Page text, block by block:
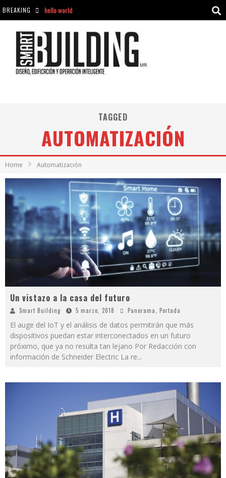
BREAKING
hello world
hello world
TAGGED
AUTOMATIZACIÓN
Home Automatización
Un vistazo a la casa del futuro
Smart Building 5 marzo, 2018 Panorama, Portada
El auge del IoT y el análisis de datos permitirán que más
dispositivos puedan estar interconectados en un futuro
próximo, que ya no resulta tan lejano Por Redacción con
información de Schneider Electric La re...